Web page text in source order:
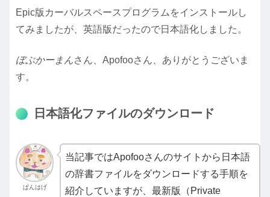
Epic版カーバルスペースプログラムをインストールし
てみましたが、英語版だったので日本語化しました。
ぼぶかーまんさん、Apofooさん、ありがとうございま
す。
日本語化ファイルのダウンロード
ぱんはげ
当記事ではApofooさんのサイトから日本語
の辞書ファイルをダウンロードする手順を
紹介していますが、最新版（Private